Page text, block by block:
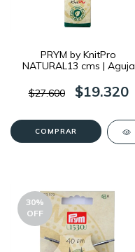
PRYM by KnitPro
NATURAL13 cms | Aguja
$27.600
$19.320
COMPRAR
30%
OFF